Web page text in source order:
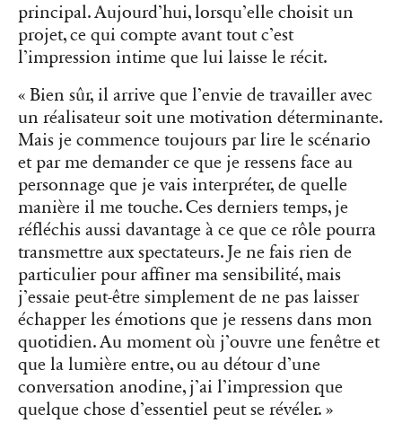
principal. Aujourd’hui, lorsqu’elle choisit un
projet, ce qui compte avant tout c’est
l’impression intime que lui laisse le récit.
« Bien sûr, il arrive que l’envie de travailler avec
un réalisateur soit une motivation déterminante.
Mais je commence toujours par lire le scénario
et par me demander ce que je ressens face au
personnage que je vais interpréter, de quelle
manière il me touche. Ces derniers temps, je
réfléchis aussi davantage à ce que ce rôle pourra
transmettre aux spectateurs. Je ne fais rien de
particulier pour affiner ma sensibilité, mais
j’essaie peut-être simplement de ne pas laisser
échapper les émotions que je ressens dans mon
quotidien. Au moment où j’ouvre une fenêtre et
que la lumière entre, ou au détour d’une
conversation anodine, j’ai l’impression que
quelque chose d’essentiel peut se révéler. »